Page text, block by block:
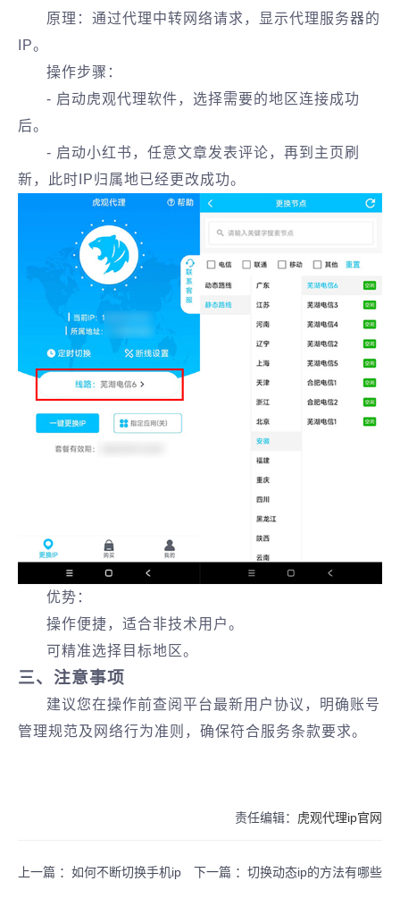
‌原理‌：通过代理中转网络请求，显示代理服务器的
IP。
‌操作步骤‌：
- 启动虎观代理软件，选择需要的地区连接成功
后。
- 启动小红书，任意文章发表评论，再到主页刷
新，此时IP归属地已经更改成功。
优势‌：
操作便捷，适合非技术用户。
可精准选择目标地区。
三、注意事项
建议您在操作前查阅平台最新用户协议，明确账号
管理规范及网络行为准则，确保符合服务条款要求。
责任编辑： 虎观代理ip官网
上一篇 ： 如何不断切换手机ip 下一篇 ： 切换动态ip的方法有哪些